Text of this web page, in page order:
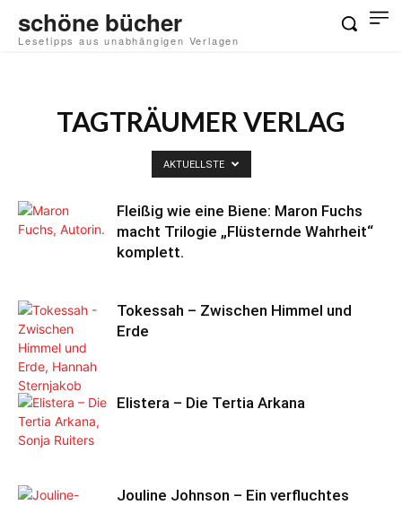
schöne bücher
Lesetipps aus unabhängigen Verlagen
TAGTRÄUMER VERLAG
AKTUELLSTE
Fleißig wie eine Biene: Maron Fuchs
macht Trilogie „Flüsternde Wahrheit“
komplett.
Tokessah – Zwischen Himmel und
Erde
Elistera – Die Tertia Arkana
Jouline Johnson – Ein verfluchtes